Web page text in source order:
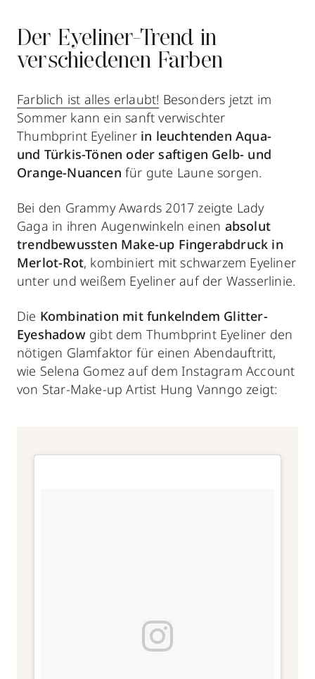
Der Eyeliner-Trend in
verschiedenen Farben
Farblich ist alles erlaubt! Besonders jetzt im
Sommer kann ein sanft verwischter
Thumbprint Eyeliner in leuchtenden Aqua-
und Türkis-Tönen oder saftigen Gelb- und
Orange-Nuancen für gute Laune sorgen.
Bei den Grammy Awards 2017 zeigte Lady
Gaga in ihren Augenwinkeln einen absolut
trendbewussten Make-up Fingerabdruck in
Merlot-Rot, kombiniert mit schwarzem Eyeliner
unter und weißem Eyeliner auf der Wasserlinie.
Die Kombination mit funkelndem Glitter-
Eyeshadowgibt dem Thumbprint Eyeliner den
nötigen Glamfaktor für einen Abendauftritt,
wie Selena Gomez auf dem Instagram Account
von Star-Make-up Artist Hung Vanngo zeigt: